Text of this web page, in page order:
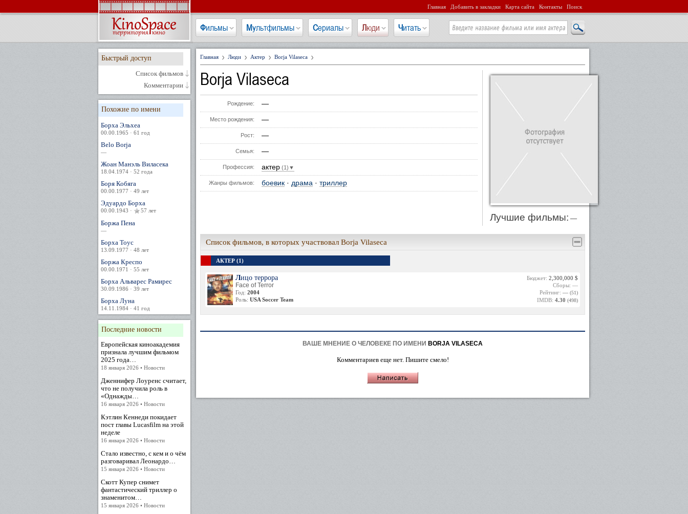
Главная Добавить в закладки Карта сайта Контакты Поиск
Фильмы Мультфильмы Сериалы Люди Читать
Быстрый доступ
Список фильмов
Комментарии
Похожие по имени
Борха Эльхеа
00.00.1965 · 61 год
Belo Borja
—
Жоан Манэль Виласека
18.04.1974 · 52 года
Боря Кобяга
00.00.1977 · 49 лет
Эдуардо Борха
00.00.1943 · 57 лет
Боржа Пена
—
Борха Тоус
13.09.1977 · 48 лет
Боржа Креспо
00.00.1971 · 55 лет
Борха Альварес Рамирес
30.09.1986 · 39 лет
Борха Луна
14.11.1984 · 41 год
Последние новости
Европейская киноакадемия
признала лучшим фильмом
2025 года…
18 января 2026 • Новости
Дженнифер Лоуренс считает,
что не получила роль в
«Однажды…
16 января 2026 • Новости
Кэтлин Кеннеди покидает
пост главы Lucasfilm на этой
неделе
16 января 2026 • Новости
Стало известно, с кем и о чём
разговаривал Леонардо…
15 января 2026 • Новости
Скотт Купер снимет
фантастический триллер о
знаменитом…
15 января 2026 • Новости
Главная Люди Актер Borja Vilaseca
Borja Vilaseca
Рождение: —
Место рождения: —
Рост: —
Семья: —
Профессия: актер (1)▼
Жанры фильмов: боевик · драма · триллер
Лучшие фильмы: —
Список фильмов, в которых участвовал Borja Vilaseca
АКТЕР (1)
Лицо террора
Face of Terror
Год: 2004
Роль: USA Soccer Team
Бюджет: 2,300,000 $
Сборы: —
Рейтинг: — (51)
IMDB: 4.30 (498)
ВАШЕ МНЕНИЕ О ЧЕЛОВЕКЕ ПО ИМЕНИ BORJA VILASECA
Комментариев еще нет. Пишите смело!